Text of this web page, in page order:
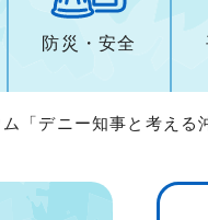
防災・安全
「デニー知事と考える